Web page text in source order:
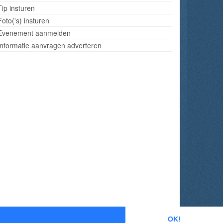
OK!
insturen
insturen
aanmelden
aanvragen adverteren